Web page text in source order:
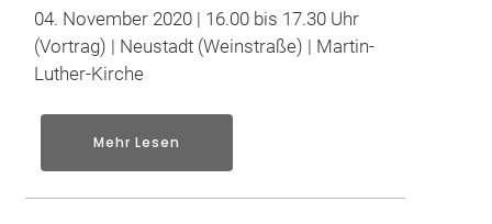
04. November 2020 | 16.00 bis 17.30 Uhr
(Vortrag) | Neustadt (Weinstraße) | Martin-
Luther-Kirche
Mehr Lesen